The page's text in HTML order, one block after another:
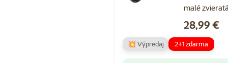
malé
Cena
28,99 €
💥 Výpredaj 2+1 zdarma